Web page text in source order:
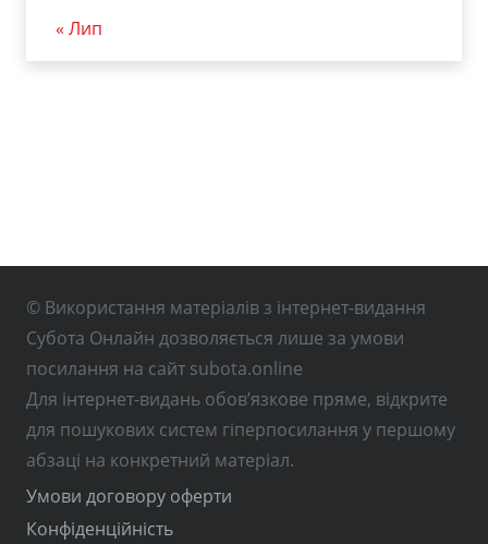
« Лип
© Використання матеріалів з інтернет-видання
Субота Онлайн дозволяється лише за умови
посилання на сайт subota.online
Для інтернет-видань обов’язкове пряме, відкрите
для пошукових систем гіперпосилання у першому
абзаці на конкретний матеріал.
Умови договору оферти
Конфіденційність